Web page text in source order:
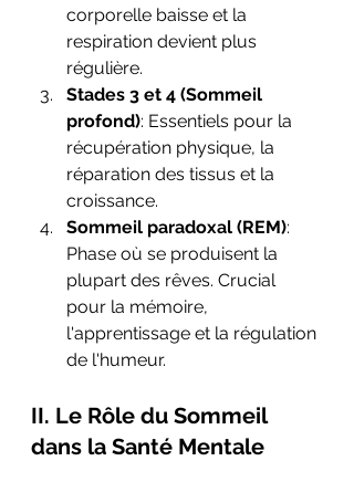
corporelle baisse et la
respiration devient plus
régulière.
Stades 3 et 4 (Sommeil
profond): Essentiels pour la
récupération physique, la
réparation des tissus et la
croissance.
Sommeil paradoxal (REM):
Phase où se produisent la
plupart des rêves. Crucial
pour la mémoire,
l'apprentissage et la régulation
de l'humeur.
II. Le Rôle du Sommeil
dans la Santé Mentale